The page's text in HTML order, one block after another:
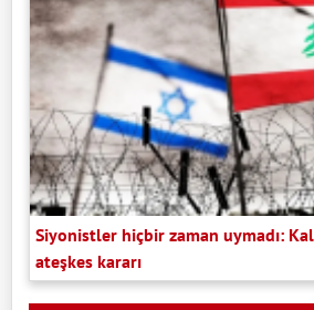
Siyonistler hiçbir zaman uymadı:
ateşkes kararı